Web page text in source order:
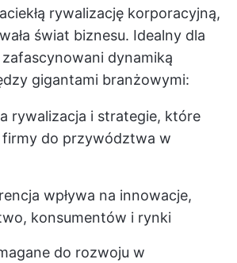
rywalizację korporacyjną,
świat biznesu. Idealny dla
dynamiką
gigantami branżowymi:
rywalizacja i strategie, które
firmy do przywództwa w
wpływa na innowacje,
konsumentów i rynki
do rozwoju w